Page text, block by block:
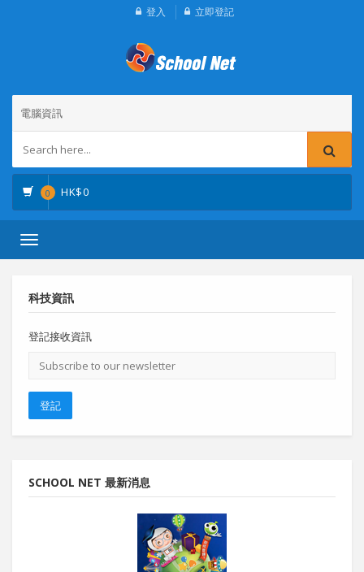
登入 立即登記
電腦資訊
0 HK$0
Toggle
科技資訊
登記接收資訊
登記
SCHOOL NET 最新消息